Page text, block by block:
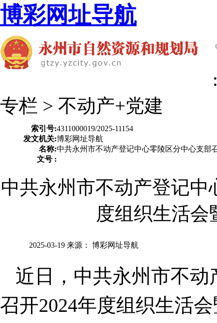
博彩网址导航
专栏 > 不动产+党建
索引号:4311000019/2025-11154
发文机关:博彩网址导航
名称:中共永州市不动产登记中心零陵区分中心支部
文号 :
中共永州市不动产登记中
度组织生活会
2025-03-19 来源： 博彩网址导航
近日，中共永州市不
召开2024年度组织生活